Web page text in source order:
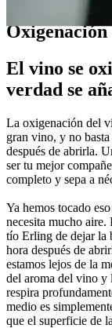
El vino se
verdad se
La oxigenación del
gran vino, y no
después de abrirla.
ser tu mejor
completo y sepa a
Ya hemos tocado
necesita mucho
tío Erling de dejar la
hora después de
estamos lejos de la
del aroma del vino y
respira
medio es
que el superficie de